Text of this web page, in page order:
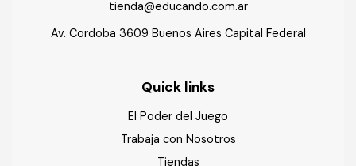
tienda@educando.com.ar
Av. Cordoba 3609 Buenos Aires Capital Federal
Quick links
El Poder del Juego
Trabaja con Nosotros
Tiendas